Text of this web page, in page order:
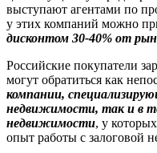
выступают агентами по
у этих компаний можно
дисконтом 30-40% от
Российские покупатели
могут обратиться как
компании,
недвижимости, так и в
недвижимости, у
опыт работы с залоговой